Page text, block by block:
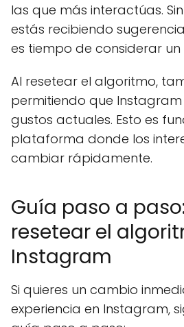
las que más interactúas.
estás recibiendo
es tiempo de considerar un
Al resetear el algoritmo,
permitiendo que
gustos actuales. Esto es
plataforma donde los
cambiar rápidamente.
Guía paso a
resetear el
Instagram
Si quieres un cambio
experiencia en Instagram,